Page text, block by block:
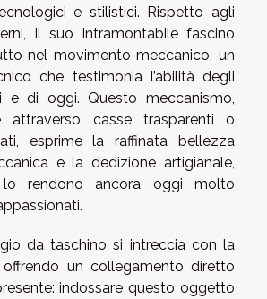
e stilistici. Rispetto agli
il suo intramontabile fascino
nel movimento meccanico, un
che testimonia l’abilità degli
e di oggi. Questo meccanismo,
attraverso casse trasparenti o
esprime la raffinata bellezza
e la dedizione artigianale,
rendono ancora oggi molto
da taschino si intreccia con la
un collegamento diretto
indossare questo oggetto